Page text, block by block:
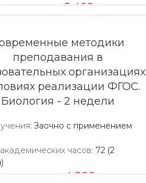
5 460
методики
преподавания в
организациях
реализации ФГОС.
Биология - 2 недели
: Заочно с применением
часов: 72 (2
4 200